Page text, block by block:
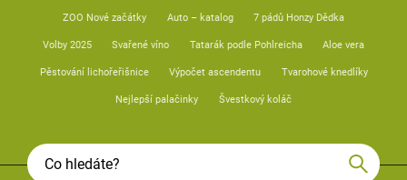
ZOO Nové začátky Auto – katalog 7 pádů Honzy Dědka
Volby 2025 Svařené víno Tatarák podle Pohlreicha Aloe vera
Pěstování lichořeřišnice Výpočet ascendentu Tvarohové knedlíky
Nejlepší palačinky Švestkový koláč